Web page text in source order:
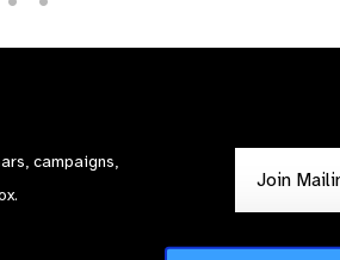
campaigns,
Join